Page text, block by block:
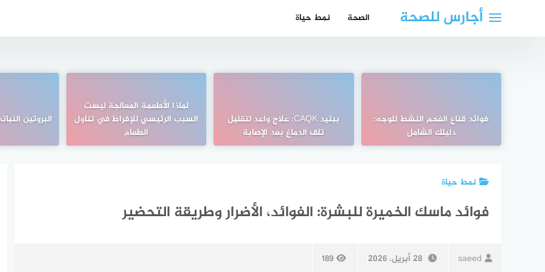
أجارس للصحة الصحة نمط حياة
فوائد قناع الفحم النشط للوجه:
دليلك الشامل
ببتيد CAQK: علاج واعد لتقليل
تلف الدماغ بعد الإصابة
لماذا الأطعمة المعالجة ليست
السبب الرئيسي للإفراط في تناول
الطعام
البروتين
نمط حياة
فوائد ماسك الخميرة للبشرة: الفوائد، الأضرار وطريقة التحضير
saeed 28 أبريل، 2026 189